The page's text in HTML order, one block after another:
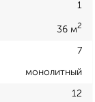
1
36 м2
7
монолитный
12